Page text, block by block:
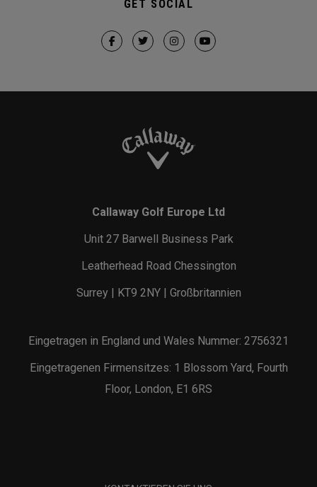
GET SOCIAL
Callaway Golf Europe Ltd
Unit 27 Barwell Business Park
Leatherhead Road Chessington
Surrey | KT9 2NY | Großbritannien
Eingetragen in England und Wales Nummer: 2756321
Eingetragenen Firmensitzes: 1 Blossom Yard, Fourth
Floor, London, E1 6RS